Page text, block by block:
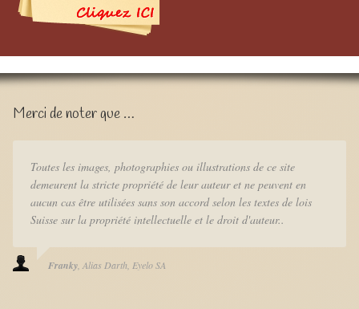
Merci de noter que …
Toutes les images, photographies ou illustrations de ce site
demeurent la stricte propriété de leur auteur et ne peuvent en
aucun cas être utilisées sans son accord selon les textes de lois
Suisse sur la propriété intellectuelle et le droit d'auteur..
Franky Alias Darth Eyelo SA